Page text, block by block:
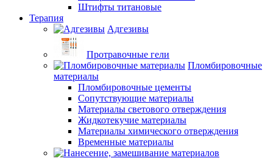
Штифты титановые
Терапия
Адгезивы
Протравочные гели
Пломбировочные
материалы
Пломбировочные цементы
Сопутствующие материалы
Материалы светового отверждения
Жидкотекучие материалы
Материалы химического отверждения
Временные материалы